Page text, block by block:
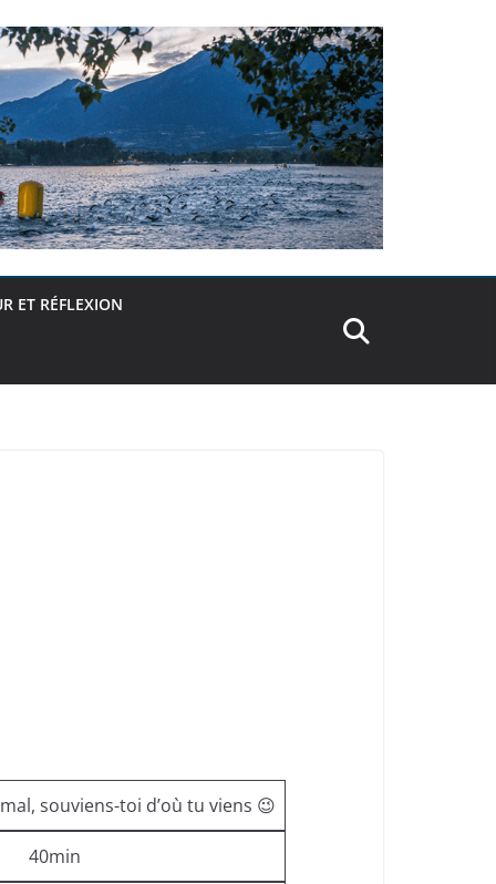
ET RÉFLEXION
souviens-toi d’où tu viens 😉
40min